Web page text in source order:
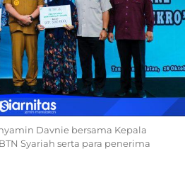
Davnie bersama Kepala
Syariah serta para penerima